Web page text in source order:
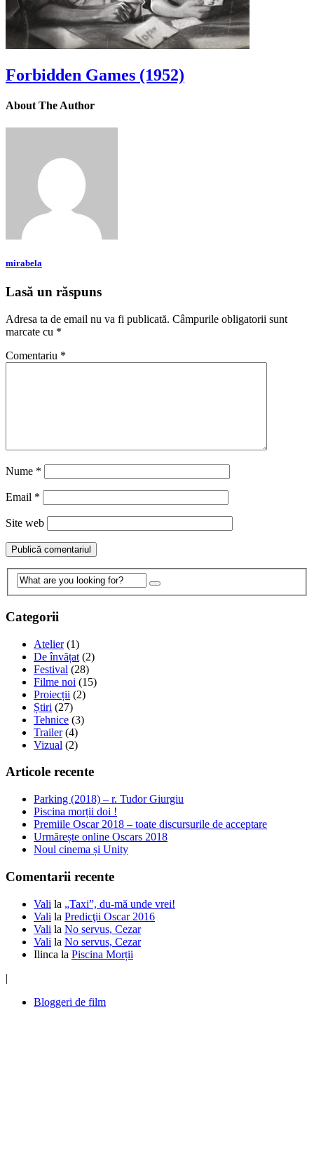
Forbidden Games (1952)
About The Author
mirabela
Lasă un răspuns
Adresa ta de email nu va fi publicată. Câmpurile obligatorii sunt
marcate cu *
Comentariu *
Nume *
Email *
Site web
Categorii
Atelier(1)
De învățat (2)
Festival (28)
Filme noi (15)
Proiecții (2)
Știri (27)
Tehnice (3)
Trailer(4)
Vizual (2)
Articole recente
Parking (2018) – r. Tudor Giurgiu
Piscina morții doi !
Premiile Oscar 2018 – toate discursurile de acceptare
Urmărește online Oscars 2018
Noul cinema și Unity
Comentarii recente
Vali la „Taxi”, du-mă unde vrei!
Vali la Predicţii Oscar 2016
Vali la No servus, Cezar
Vali la No servus, Cezar
Ilinca la Piscina Morții
|
Bloggeri de film